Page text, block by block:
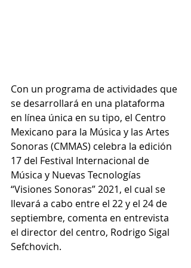
Con un programa de actividades que
se desarrollará en una plataforma
en línea única en su tipo, el Centro
Mexicano para la Música y las Artes
Sonoras (CMMAS) celebra la edición
17 del Festival Internacional de
Música y Nuevas Tecnologías
“Visiones Sonoras” 2021, el cual se
llevará a cabo entre el 22 y el 24 de
septiembre, comenta en entrevista
el director del centro, Rodrigo Sigal
Sefchovich.